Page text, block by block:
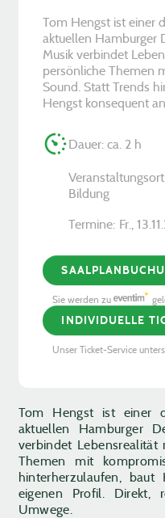
Tom Hengst ist einer
aktuellen Hamburger
verbindet
Themen mit
hinterherzulaufen,
eigenen Profil. Direkt,
Umwege.
Tom Hengst ist einer
aktuellen Hamburger
Musik verbindet
persönliche Themen
Sound. Statt Trends
Hengst konsequent an
Dauer: ca. 2 h
Bildung
Termine: Fr.,
Sie werden zu
INDIVIDUELLE
Unser Ticket-Service